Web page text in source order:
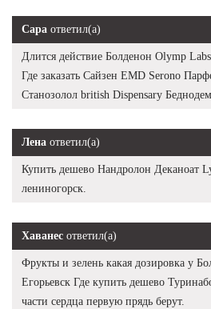
Сара ответил(а)
Длится действие Болденон Olymp
Где заказать Сайзен EMD Serono
Станозолол british Dispensary
Лена ответил(а)
Купить дешево Нандролон Деканоат
лениногорск.
Хаванес ответил(а)
Фрукты и зелень какая дозировка у
Егорьевск Где купить дешево
части сердца первую прядь берут.